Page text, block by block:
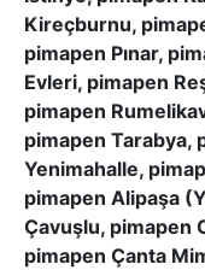
Kireçburnu,
pimapen Pınar,
Evleri, pimapen
pimapen
pimapen Tarabya,
Yenimahalle,
pimapen Alipaşa
Çavuşlu, pimapen
pimapen Çanta